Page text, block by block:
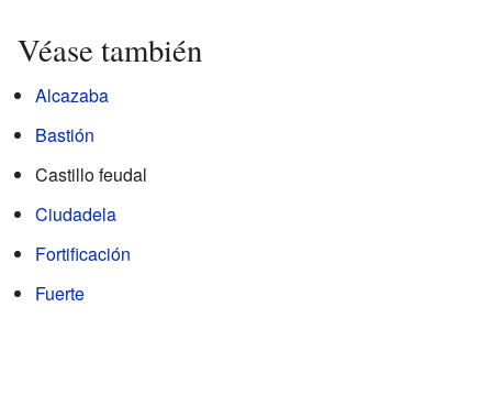
Véase también
Alcazaba
Bastión
Castillo feudal
Ciudadela
Fortificación
Fuerte